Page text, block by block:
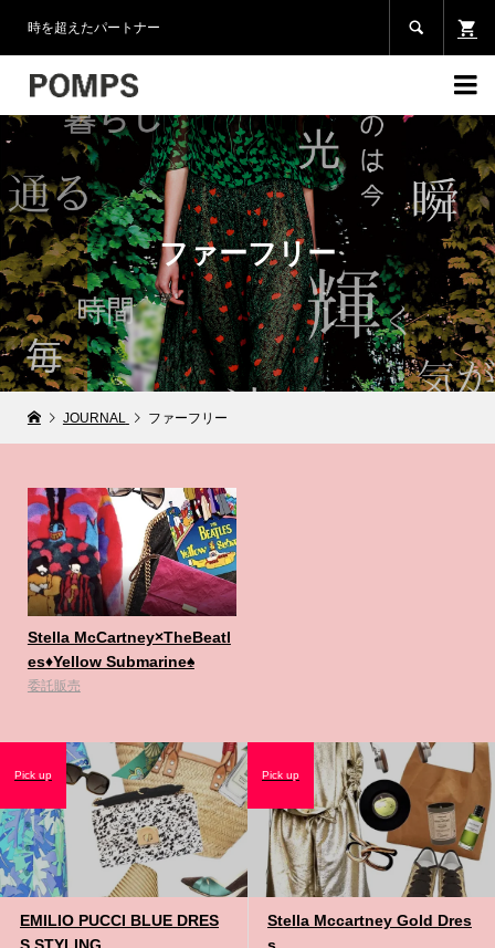
時を超えたパートナー 

ファーフリー
JOURNAL ファーフリー
Stella McCartney×TheBeatl
es♦️Yellow Submarine♠️
委託販売
EMILIO PUCCI BLUE DRES
Pick up
Stella Mccartney Gold Dres
Pick up